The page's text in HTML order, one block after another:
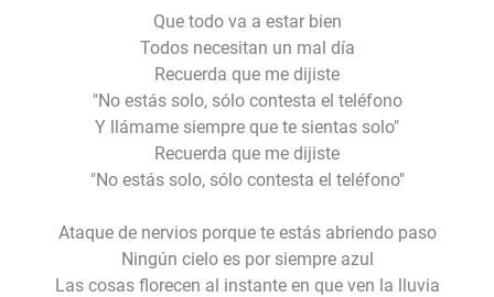
Que todo va a estar bien
Todos necesitan un mal día
Recuerda que me dijiste
"No estás solo, sólo contesta el teléfono
Y llámame siempre que te sientas solo"
Recuerda que me dijiste
"No estás solo, sólo contesta el teléfono"
Ataque de nervios porque te estás abriendo paso
Ningún cielo es por siempre azul
Las cosas florecen al instante en que ven la lluvia